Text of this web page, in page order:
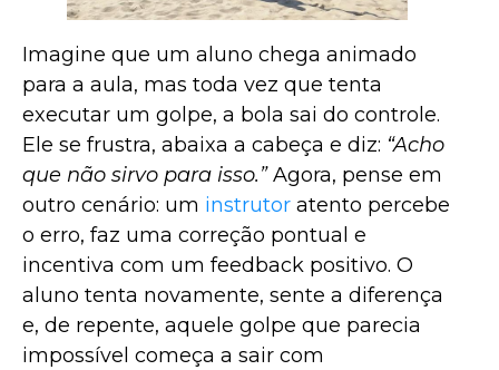
Imagine que um aluno chega animado
para a aula, mas toda vez que tenta
executar um golpe, a bola sai do controle.
Ele se frustra, abaixa a cabeça e diz: “Acho
que não sirvo para isso.”Agora, pense em
outro cenário: um instrutor atento percebe
o erro, faz uma correção pontual e
incentiva com um feedback positivo. O
aluno tenta novamente, sente a diferença
e, de repente, aquele golpe que parecia
impossível começa a sair com